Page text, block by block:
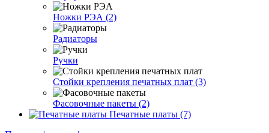
Ножки РЭА (2)
Радиаторы
Ручки
Стойки крепления печатных плат (3)
Фасовочные пакеты (2)
Печатные платы (7)